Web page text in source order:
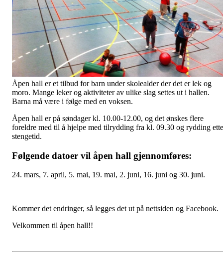
Åpen hall er et tilbud for barn under skolealder der det er lek og
moro. Mange leker og aktiviteter av ulike slag settes ut i hallen.
Barna må være i følge med en voksen.
Åpen hall er på søndager kl. 10.00-12.00, og det ønskes flere
foreldre med til å hjelpe med tilrydding fra kl. 09.30 og rydding
stengetid.
Følgende datoer vil åpen hall gjennomføres:
24. mars, 7. april, 5. mai, 19. mai, 2. juni, 16. juni og 30. juni.
Kommer det endringer, så legges det ut på nettsiden og Facebook.
Velkommen til åpen hall!!